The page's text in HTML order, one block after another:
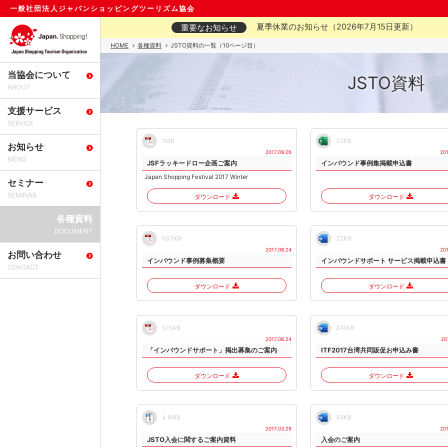
一般社団法人ジャパンショッピングツーリズム協会
当協会について
支援サービス
お知らせ
セミナー
各種資料
お問い合わせ
重要なお知らせ 夏季休業のお知らせ（2026年7月15日更新）
HOME 各種資料 JSTO資料の一覧（10ページ目）
JSTO資料
1MB
2017.09.05
JSFラッキードロー企画ご案内
Japan Shopping Festival 2017 Winter
ダウンロード
23KB
インバウンド事例集掲載申込書
ダウンロード
633KB
2017.08.24
インバウンド事例募集概要
ダウンロード
32KB
インバウンドサポート サービス掲載申込書
ダウンロード
575KB
2017.08.24
「インバウンドサポート」掲出募集のご案内
ダウンロード
274KB
ITF2017台湾共同販促お申込み書
ダウンロード
4.8MB
2017.03.29
JSTO入会に関するご案内資料
49KB
入会のご案内